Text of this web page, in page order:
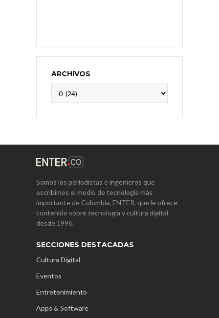
ARCHIVOS
Somos los periodistas e ingenieros que
escribimos el medio de tecnología más
importante de Colombia, ENTER, que le ofrece
contenido sobre tecnología y cultura digital
desde 1996.
SECCIONES DESTACADAS
Cultura Digital
Eventos
Entretenimiento
Apps & Software